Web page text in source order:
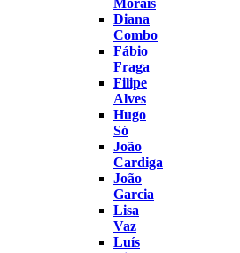
Morais
Diana
Combo
Fábio
Fraga
Filipe
Alves
Hugo
Só
João
Cardiga
João
Garcia
Lisa
Vaz
Luís